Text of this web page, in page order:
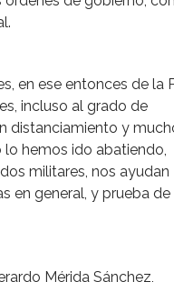
en ese entonces de la
incluso al grado de
distanciamiento y
lo hemos ido abatiendo,
militares, nos ayudan
en general, y prueba de
Mérida Sánchez,